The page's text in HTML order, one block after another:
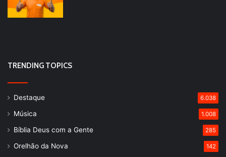
TRENDING TOPICS
Destaque 6.038
Música 1.008
Bíblia Deus com a Gente 285
Orelhão da Nova 142